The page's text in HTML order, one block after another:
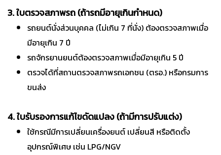
3. ใบตรวจสภาพรถ (ถ้ารถมีอายุเกินกำหนด)
รถยนต์นั่งส่วนบุคคล (ไม่เกิน 7 ที่นั่ง) ต้องตรวจสภาพเมื่อ
มีอายุเกิน 7 ปี
รถจักรยานยนต์ต้องตรวจสภาพเมื่อมีอายุเกิน 5 ปี
ตรวจได้ที่สถานตรวจสภาพรถเอกชน (ตรอ.) หรือกรมการ
ขนส่ง
4. ใบรับรองการแก้ไขดัดแปลง (ถ้ามีการปรับแต่ง)
ใช้กรณีมีการเปลี่ยนเครื่องยนต์ เปลี่ยนสี หรือติดตั้ง
อุปกรณ์พิเศษ เช่น LPG/NGV